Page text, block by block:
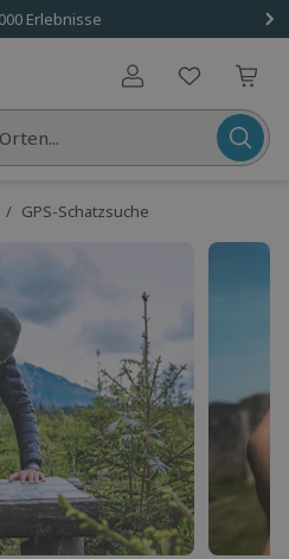
Erlebnisse
Benutzerkonto
/ GPS-Schatzsuche